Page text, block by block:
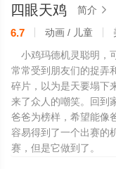
四眼天鸡 简介 
6.7 动画 / 儿童
小鸡玛德机灵聪明，
常常受到朋友们的捉弄
碎片，以为是天要塌下
来了众人的嘲笑。回到
爸爸为榜样，希望能像
容易得到了一个出赛的
赛，但是它做到了。